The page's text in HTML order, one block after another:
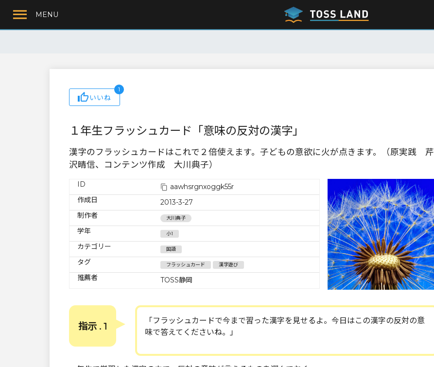
MENU
いいね
1
１年生フラッシュカード「意味の反対の漢字」
漢字のフラッシュカードはこれで２倍使えます。子どもの意欲に火が点きます。（原実践 芹
沢晴信、コンテンツ作成 大川典子）
ID
aawhsrgnxoggk55r
作成日
2013-3-27
制作者
大川典子
学年 小1
カテゴリー 国語
タグ フラッシュカード 漢字遊び
推薦者 TOSS静岡
指示 . 1
「フラッシュカードで今まで習った漢字を見せるよ。今日はこの漢字の反対の意
味で答えてくださいね。」